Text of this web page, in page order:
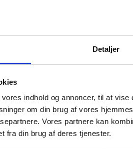
Detaljer
indhold og annoncer, til at
om din brug af vores
Vores partnere kan
fra din brug af deres tjenester.
Käthe